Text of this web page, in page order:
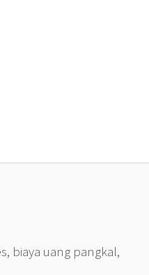
biaya uang pangkal,